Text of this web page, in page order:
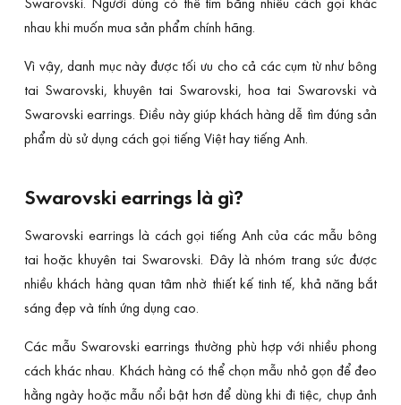
nhau khi muốn mua sản phẩm chính hãng.
Vì vậy, danh mục này được tối ưu cho cả các cụm từ như bông
tai Swarovski, khuyên tai Swarovski, hoa tai Swarovski và
Swarovski earrings. Điều này giúp khách hàng dễ tìm đúng sản
phẩm dù sử dụng cách gọi tiếng Việt hay tiếng Anh.
Swarovski earrings là gì?
Swarovski earrings là cách gọi tiếng Anh của các mẫu bông
tai hoặc khuyên tai Swarovski. Đây là nhóm trang sức được
nhiều khách hàng quan tâm nhờ thiết kế tinh tế, khả năng bắt
sáng đẹp và tính ứng dụng cao.
Các mẫu Swarovski earrings thường phù hợp với nhiều phong
cách khác nhau. Khách hàng có thể chọn mẫu nhỏ gọn để đeo
hằng ngày hoặc mẫu nổi bật hơn để dùng khi đi tiệc, chụp ảnh